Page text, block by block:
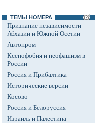
ТЕМЫ НОМЕРА
Признание независимости
Абхазии и Южной Осетии
Автопром
Ксенофобия и неофашизм в
России
Россия и Прибалтика
Исторические версии
Косово
Россия и Белоруссия
Израиль и Палестина